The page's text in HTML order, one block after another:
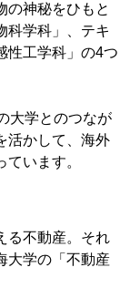
の神秘をひもと
科学科」、テキ
性工学科」の4つ
大学とのつなが
活かして、海外
います。
る不動産。それ
大学の「不動産